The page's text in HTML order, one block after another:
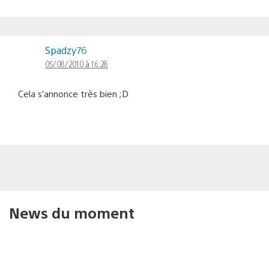
Spadzy76
05/08/2010 à 16:28
Cela s’annonce très bien ;D
News du moment